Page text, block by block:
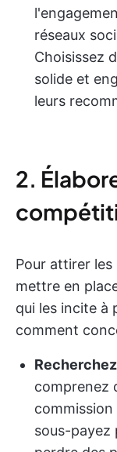
réseaux
Choisissez
solide et
leurs
2.
Pour attirer les
mettre en
qui les incite à
comment
comprenez
sous-payez